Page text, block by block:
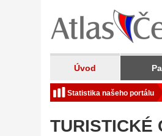
Úvod
Statistika našeho portálu
TURISTICKÉ